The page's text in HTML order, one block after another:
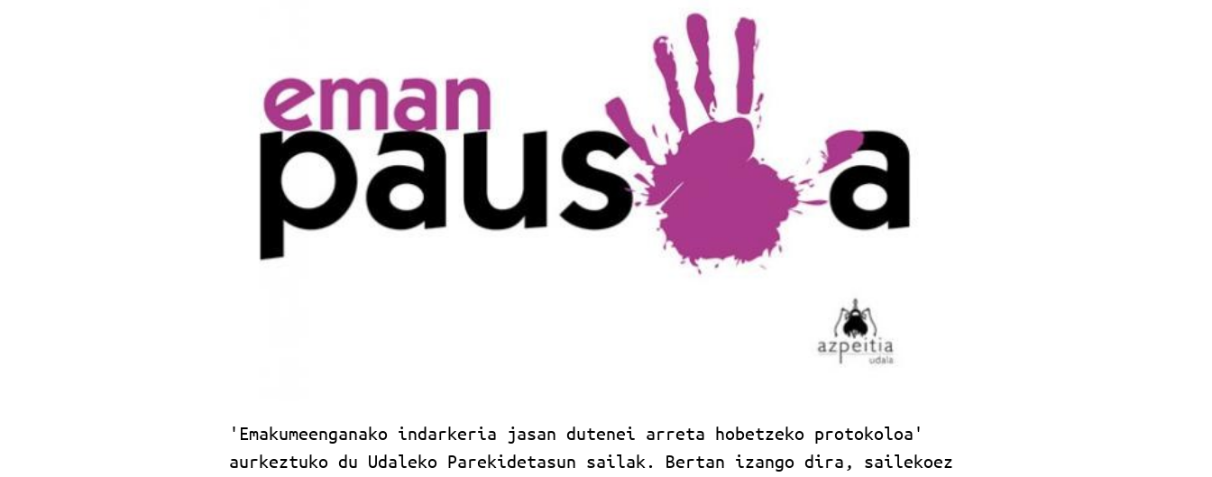
'Emakumeenganako indarkeria jasan dutenei arreta hobetzeko protokoloa'
aurkeztuko du Udaleko Parekidetasun sailak. Bertan izango dira, sailekoez